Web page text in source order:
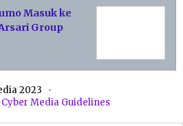
Masuk ke
Group
2023
Cyber Media Guidelines